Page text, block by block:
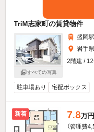
TriM志家町の賃貸物件
すべての写真
盛岡
岩手
2階建 /
駐車場あり 宅配ボックス
新着 7.8万円
（管理費